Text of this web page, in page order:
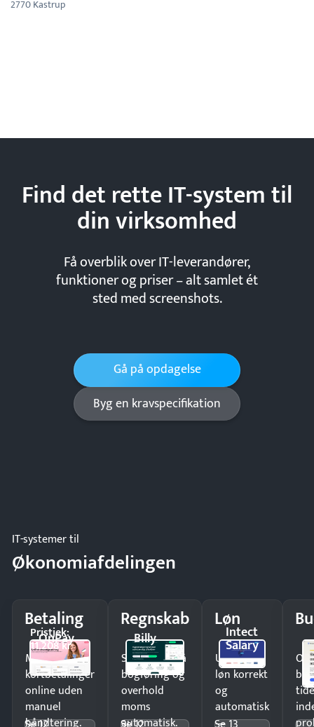
2770 Kastrup
Find det rette IT-system til
dinvirksomhed
Få overblik over IT-leverandører,
funktioner og priser – alt samlet ét
sted med screenshots.
Gå på opdagelse
Byg en kravspecifikation
IT-systemer til
Økonomiafdelingen
Betaling
OnPay
Pristjek:
11.208 kr
Modtag
kortbetalinger
online uden
manuel
håndtering.
Regnskab
Billy
Spar timer på
bogføring og
overhold
moms
automatisk.
Løn
Intect
Salary
Udbetal
løn korrekt
og
automatisk
—